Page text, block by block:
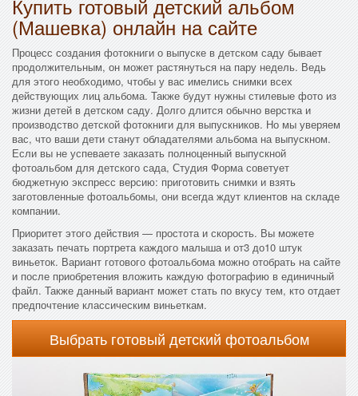
Купить готовый детский альбом
(Машевка) онлайн на сайте
Процесс создания фотокниги о выпуске в детском саду бывает
продолжительным, он может растянуться на пару недель. Ведь
для этого необходимо, чтобы у вас имелись снимки всех
действующих лиц альбома. Также будут нужны стилевые фото из
жизни детей в детском саду. Долго длится обычно верстка и
производство детской фотокниги для выпускников. Но мы уверяем
вас, что ваши дети станут обладателями альбома на выпускном.
Если вы не успеваете заказать полноценный выпускной
фотоальбом для детского сада, Студия Форма советует
бюджетную экспресс версию: приготовить снимки и взять
заготовленные фотоальбомы, они всегда ждут клиентов на складе
компании.
Приоритет этого действия — простота и скорость. Вы можете
заказать печать портрета каждого малыша и от3 до10 штук
виньеток. Вариант готового фотоальбома можно отобрать на сайте
и после приобретения вложить каждую фотографию в единичный
файл. Также данный вариант может стать по вкусу тем, кто отдает
предпочтение классическим виньеткам.
Выбрать готовый детский фотоальбом